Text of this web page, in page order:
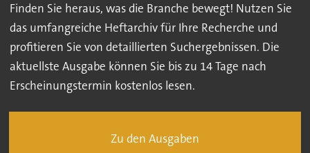
Finden Sie heraus, was die Branche bewegt! Nutzen Sie
das umfangreiche Heftarchiv für Ihre Recherche und
profitieren Sie von detaillierten Suchergebnissen. Die
aktuellste Ausgabe können Sie bis zu 14 Tage nach
Erscheinungstermin kostenlos lesen.
Zu den Ausgaben